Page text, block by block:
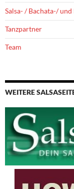
Salsa- / Bachata-/ und
Tanzpartner
Team
WEITERE